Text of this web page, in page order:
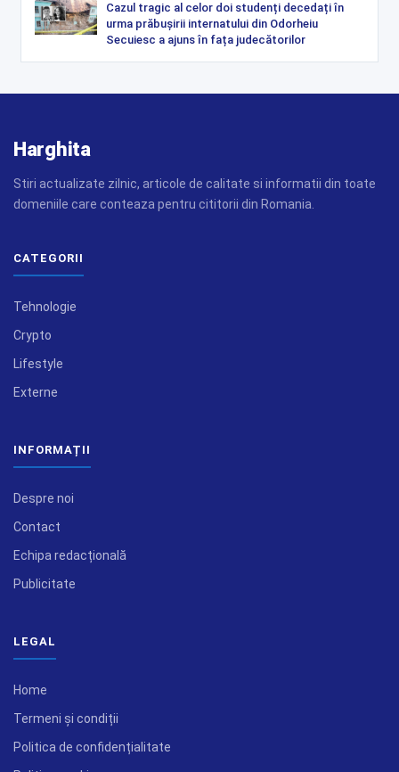
Cazul tragic al celor doi studenți decedați în
urma prăbușirii internatului din Odorheiu
Secuiesc a ajuns în fața judecătorilor
Harghita
Stiri actualizate zilnic, articole de calitate si informatii din toate
domeniile care conteaza pentru cititorii din Romania.
CATEGORII
Tehnologie
Crypto
Lifestyle
Externe
INFORMAȚII
Despre noi
Contact
Echipa redacțională
Publicitate
LEGAL
Home
Termeni și condiții
Politica de confidențialitate